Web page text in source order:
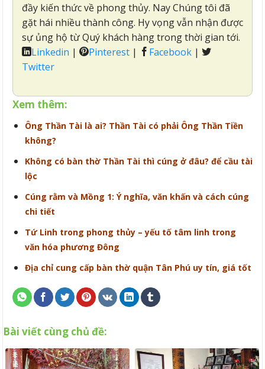
đầy kiến thức về phong thủy. Nay Chúng tôi đã
gặt hái nhiều thành công. Hy vọng vẫn nhận được
sự ủng hộ từ Quý khách hàng trong thời gian tới.
Linkedin | Pinterest | Facebook |
Twitter
Xem thêm:
Ông Thần Tài là ai? Thần Tài có phải Ông Thần Tiền
không?
Không có bàn thờ Thần Tài thì cúng ở đâu? để cầu tài
lộc
Cúng rằm và Mồng 1: Ý nghĩa, văn khấn và cách cúng
chi tiết
Tứ Linh trong phong thủy – yếu tố tâm linh trong
văn hóa phương Đông
Địa chỉ cung cấp bàn thờ quận Tân Phú uy tín, giá tốt
Bài viết cùng chủ đề: